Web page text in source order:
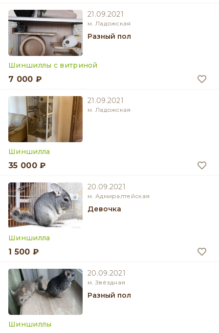
21.09.2021
м. Ладожская
разный пол
Шиншиллы с витриной
7 000 ₽
21.09.2021
м. Ладожская
Шиншилла
35 000 ₽
20.09.2021
м. Адмиралтейская
девочка
Шиншилла
1 500 ₽
20.09.2021
м. Звёздная
разный пол
Шиншиллы